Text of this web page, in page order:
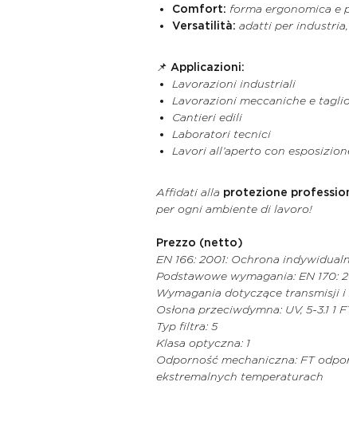
Comfort: forma ergonomica e
Versatilità: adatti per
📌 Applicazioni:
Lavorazioni industriali
Lavorazioni meccaniche e
Cantieri edili
Laboratori tecnici
Lavori all’aperto con
Affidati alla protezione
per ogni ambiente di lavoro!
Prezzo (netto)
EN 166: 2001: Ochrona
Podstawowe wymagania: EN 170:
Wymagania dotyczące transmisji i
Osłona przeciwdymna: UV, 5-3.1 1
Typ filtra: 5
Klasa optyczna: 1
Odporność mechaniczna: FT
ekstremalnych temperaturach